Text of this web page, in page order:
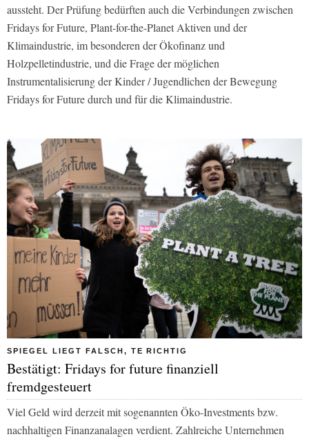
aussteht. Der Prüfung bedürften auch die Verbindungen zwischen
Fridays for Future, Plant-for-the-Planet Aktiven und der
Klimaindustrie, im besonderen der Ökofinanz und
Holzpelletindustrie, und die Frage der möglichen
Instrumentalisierung der Kinder / Jugendlichen der Bewegung
Fridays for Future durch und für die Klimaindustrie.
SPIEGEL LIEGT FALSCH, TE RICHTIG
Bestätigt: Fridays for future finanziell
fremdgesteuert
Viel Geld wird derzeit mit sogenannten Öko-Investments bzw.
nachhaltigen Finanzanalagen verdient. Zahlreiche Unternehmen